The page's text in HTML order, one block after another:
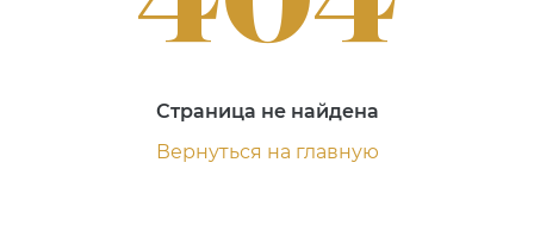
Страница не найдена
Вернуться на главную